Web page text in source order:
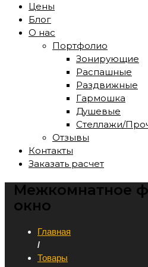
Цены
Блог
О нас
Портфолио
Зонирующие
Распашные
Раздвижные
Гармошка
Душевые
Стеллажи/
Отзывы
Контакты
Заказать расчет
Межкомнатное
окно
Главная
/
Товары